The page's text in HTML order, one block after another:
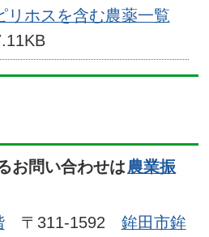
リホスを含む農薬一覧
お問い合わせは農業振
〒311-1592 鉾田市鉾